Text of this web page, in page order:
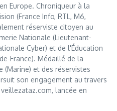
Europe. Chroniqueur à la
(France Info, RTL, M6,
réserviste citoyen au
Nationale (Lieutenant-
Cyber) et de l'Éducation
France). Médaillé de la
(Marine) et des réservistes
son engagement au travers
lancée en